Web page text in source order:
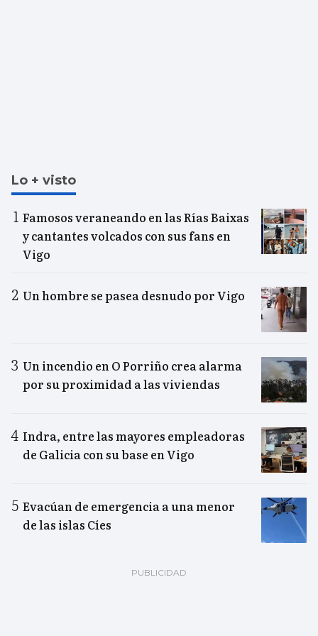
Lo + visto
Famosos veraneando en las Rías Baixas
y cantantes volcados con sus fans en
Vigo
Un hombre se pasea desnudo por Vigo
Un incendio en O Porriño crea alarma
por su proximidad a las viviendas
Indra, entre las mayores empleadoras
de Galicia con su base en Vigo
Evacúan de emergencia a una menor
de las islas Cíes